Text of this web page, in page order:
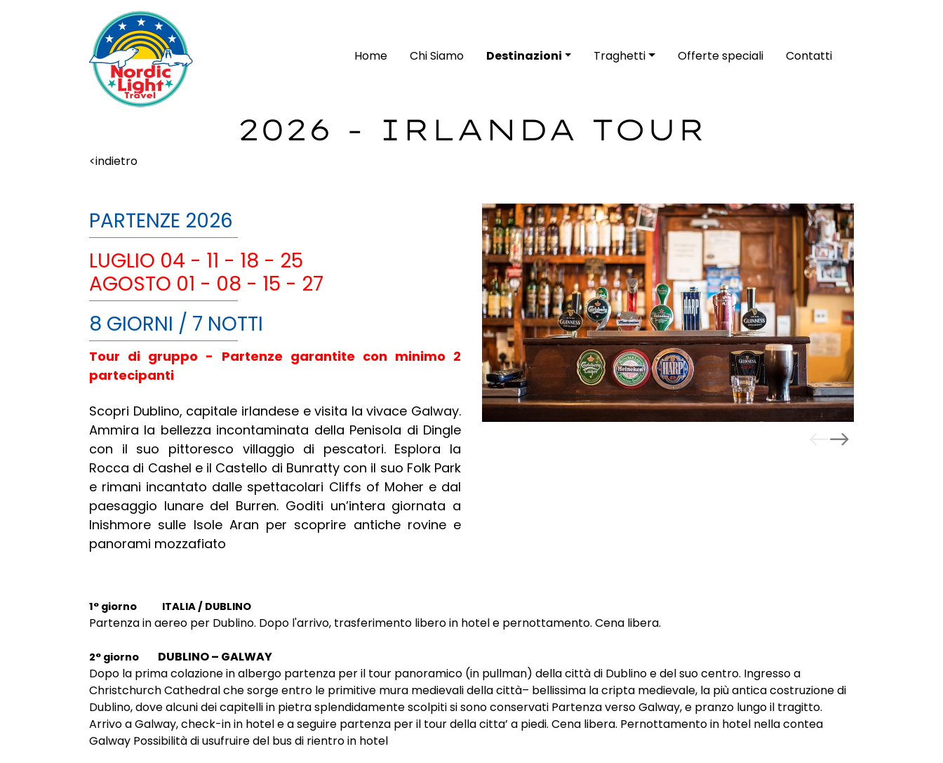
Home Chi Siamo Destinazioni Traghetti Offerte speciali Contatti
2026 - IRLANDA TOUR
<indietro
PARTENZE 2026
LUGLIO 04 - 11 - 18 - 25
AGOSTO 01 - 08 - 15 - 27
8 GIORNI / 7 NOTTI
Tour di gruppo - Partenze garantite con minimo 2
partecipanti
Scopri Dublino, capitale irlandese e visita la vivace Galway.
Ammira la bellezza incontaminata della Penisola di Dingle
con il suo pittoresco villaggio di pescatori. Esplora la
Rocca di Cashel e il Castello di Bunratty con il suo Folk Park
e rimani incantato dalle spettacolari Cliffs of Moher e dal
paesaggio lunare del Burren. Goditi un’intera giornata a
Inishmore sulle Isole Aran per scoprire antiche rovine e
panorami mozzafiato
1° giorno ITALIA / DUBLINO
Partenza in aereo per Dublino. Dopo l'arrivo, trasferimento libero in hotel e pernottamento. Cena libera.
2° giorno DUBLINO – GALWAY
Dopo la prima colazione in albergo partenza per il tour panoramico (in pullman) della città di Dublino e del suo centro. Ingresso a
Christchurch Cathedral che sorge entro le primitive mura medievali della città– bellissima la cripta medievale, la più antica costruzione di
Dublino, dove alcuni dei capitelli in pietra splendidamente scolpiti si sono conservati Partenza verso Galway, e pranzo lungo il tragitto.
Arrivo a Galway, check-in in hotel e a seguire partenza per il tour della citta’ a piedi. Cena libera. Pernottamento in hotel nella contea
Galway Possibilità di usufruire del bus di rientro in hotel